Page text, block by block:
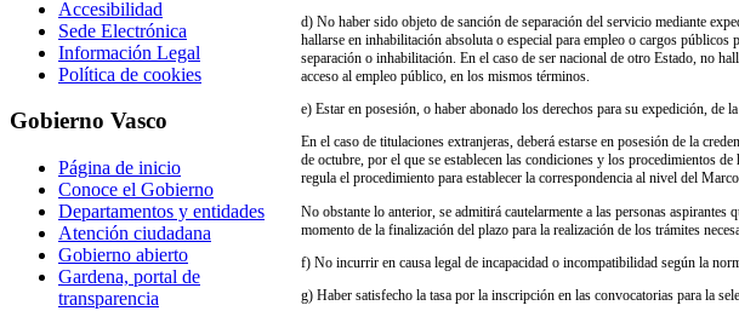
d) No haber sido objeto de sanción de separación del servicio mediante
hallarse en inhabilitación absoluta o especial para empleo o cargos
separación o inhabilitación. En el caso de ser nacional de otro Estado, no
acceso al empleo público, en los mismos términos.
e) Estar en posesión, o haber abonado los derechos para su expedición, de
En el caso de titulaciones extranjeras, deberá estarse en posesión de la
de octubre, por el que se establecen las condiciones y los procedimientos
regula el procedimiento para establecer la correspondencia al nivel del
No obstante lo anterior, se admitirá cautelarmente a las personas
momento de la finalización del plazo para la realización de los trámites
f) No incurrir en causa legal de incapacidad o incompatibilidad según la
g) Haber satisfecho la tasa por la inscripción en las convocatorias para la
Accesibilidad
Sede Electrónica
Información Legal
Política de cookies
Gobierno Vasco
Página de inicio
Conoce el Gobierno
Departamentos y entidades
Atención ciudadana
Gobierno abierto
Gardena, portal de
transparencia